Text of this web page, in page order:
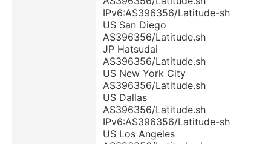
IPv6:AS396356/Latitude-sh
US San Diego
AS396356/Latitude.sh
JP Hatsudai
AS396356/Latitude.sh
US New York City
AS396356/Latitude.sh
US Dallas
AS396356/Latitude.sh
IPv6:AS396356/Latitude-sh
US Los Angeles